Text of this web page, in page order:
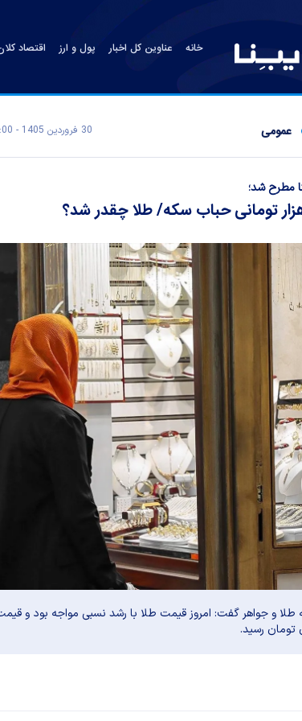
خانه عناوین کل اخبار پول و ارز اقتصاد
عمومی 30 فروردين 1405 - 15:00
مطرح شد؛
طلا و جواهر گفت: امروز قیمت طلا با رشد نسبی مواجه بود و